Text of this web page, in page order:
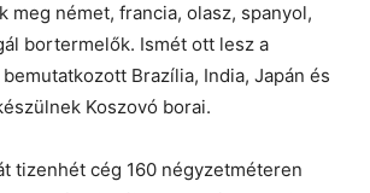
meg német, francia, olasz, spanyol,
bortermelők. Ismét ott lesz a
Brazília, India, Japán és
Koszovó borai.
tizenhét cég 160 négyzetméteren